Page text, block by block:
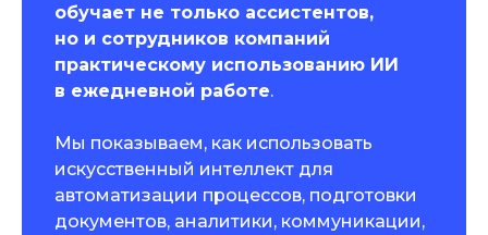
обучает не только ассистентов,
но и сотрудников компаний
практическому использованию ИИ
в ежедневной работе.
Мы показываем, как использовать
искусственный интеллект для
автоматизации процессов, подготовки
документов, аналитики, коммуникации,